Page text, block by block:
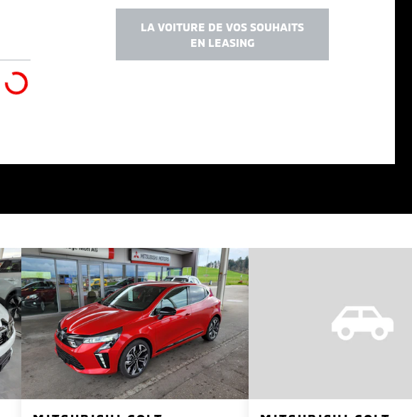
LA VOITURE DE VOS SOUHAITS
EN LEASING